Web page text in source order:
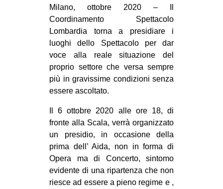
MOVIMENTI
AMBIENTE
ANTIFASCISMO
DIRITTO ALL’ABITARE
MIGRAZIONI
PRECARIATO
REPRESSIONE
STUDENTI
CULTURE
Milano, ottobre 2020 – Il
Coordinamento Spettacolo
Lombardia torna a presidiare i
luoghi dello Spettacolo per dar
voce alla reale situazione del
proprio settore che versa sempre
più in gravissime condizioni senza
essere ascoltato.
Il 6 ottobre 2020 alle ore 18, di
fronte alla Scala, verrà organizzato
un presidio, in occasione della
prima dell’ Aida, non in forma di
Opera ma di Concerto, sintomo
evidente di una ripartenza che non
riesce ad essere a pieno regime e ,